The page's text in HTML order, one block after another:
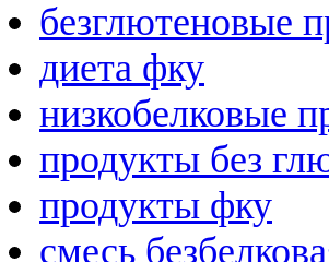
безглютеновые
диета фку
низкобелковые
продукты без
продукты фку
смесь